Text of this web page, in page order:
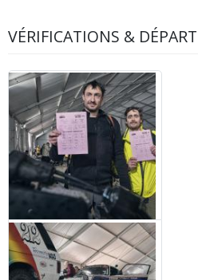
VÉRIFICATIONS &